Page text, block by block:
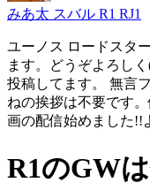
みあ太 スバル R1 RJ1
ユーノス ロードスタ
ます。どうぞよろし
投稿してます。 無言
ねの挨拶は不要です
画の配信始めました
R1のGW